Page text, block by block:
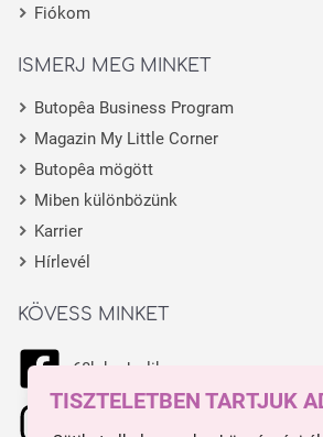
Fiókom
ISMERJ MEG MINKET
Butopêa Business Program
Magazin My Little Corner
Butopêa mögött
Miben különbözünk
Karrier
Hírlevél
KÖVESS MINKET
68k kedvelik
TISZTELETBEN TARTJUK